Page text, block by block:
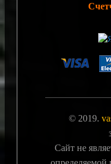
© 2019.
Сайт не